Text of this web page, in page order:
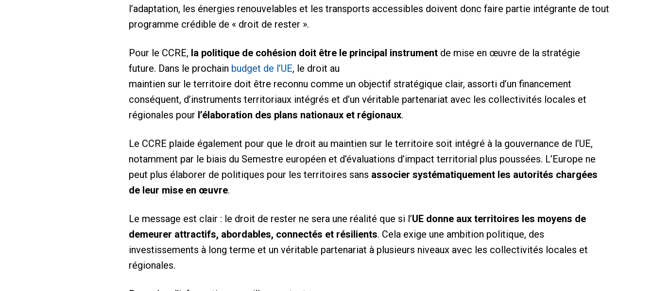
l’adaptation, les énergies renouvelables et les transports accessibles doivent donc faire partie intégrante de tout
programme crédible de « droit de rester ».
Pour le CCRE, la politique de cohésion doit être le principal instrument de mise en œuvre de la stratégie
future. Dans le prochain budget de l’UE, le droit au
maintien sur le territoire doit être reconnu comme un objectif stratégique clair, assorti d’un financement
conséquent, d’instruments territoriaux intégrés et d’un véritable partenariat avec les collectivités locales et
régionales pour l’élaboration des plans nationaux et régionaux.
Le CCRE plaide également pour que le droit au maintien sur le territoire soit intégré à la gouvernance de l’UE,
notamment par le biais du Semestre européen et d’évaluations d’impact territorial plus poussées. L’Europe ne
peut plus élaborer de politiques pour les territoires sans associer systématiquement les autorités chargées
de leur mise en œuvre.
Le message est clair : le droit de rester ne sera une réalité que si l’UE donne aux territoires les moyens de
demeurer attractifs, abordables, connectés et résilients. Cela exige une ambition politique, des
investissements à long terme et un véritable partenariat à plusieurs niveaux avec les collectivités locales et
régionales.